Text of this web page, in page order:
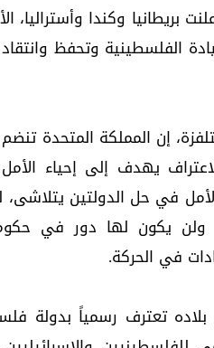
وكندا وأستراليا،
الفلسطينية وتحفظ
إن المملكة المتحدة
يهدف إلى إحياء
في حل الدولتين يتلاشى،
ولن يكون لها دور في
في الحركة.
بلاده تعترف رسمياً بدولة